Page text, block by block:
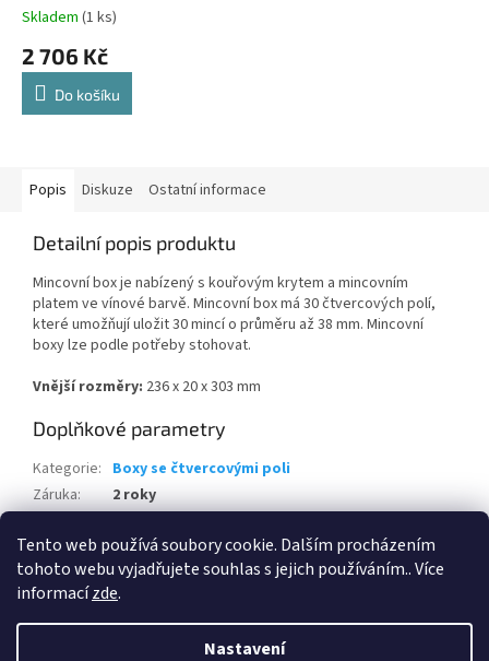
Tento web používá soubory cookie. Dalším procházením
tohoto webu vyjadřujete souhlas s jejich používáním.. Více
informacízde.
Nastavení
Skladem (1 ks)
2 706 Kč
Do košíku
Popis Diskuze Ostatní informace
Detailní popis produktu
Mincovní box je nabízený s kouřovým krytem a mincovním
platem ve vínové barvě. Mincovní box má 30 čtvercových polí,
které umožňují uložit 30 mincí o průměru až 38 mm. Mincovní
boxy lze podle potřeby stohovat.
Vnější rozměry: 236 x 20 x 303 mm
Doplňkové parametry
Kategorie: Boxy se čtvercovými poli
Záruka:
2 roky
EAN: 4004117123108
Vytvořil Shoptet